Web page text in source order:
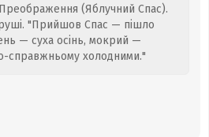
(Яблучний Спас).
"Прийшов Спас — пішло
— суха осінь, мокрий —
справжньому холодними."